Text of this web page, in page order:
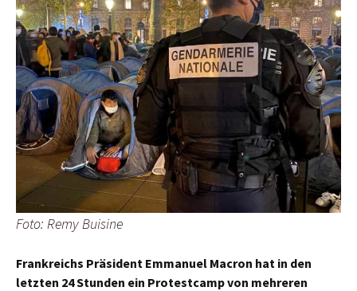
Foto: Remy Buisine
Frankreichs Präsident Emmanuel Macron hat in den
letzten 24 Stunden ein Protestcamp von mehreren